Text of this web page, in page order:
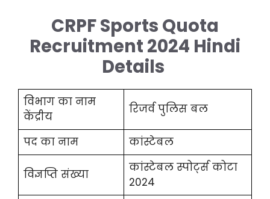
CRPF Sports Quota
Recruitment 2024 Hindi
Details
विभाग का नाम
केंद्रीय
रिजर्व पुलिस बल
पद का नाम कांस्टेबल
विज्ञप्ति संख्या
कांस्टेबल स्पोर्ट्स कोटा
2024